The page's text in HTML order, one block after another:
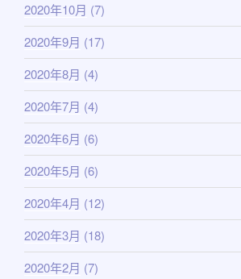
2020年10月 (7)
2020年9月 (17)
2020年8月 (4)
2020年7月 (4)
2020年6月 (6)
2020年5月 (6)
2020年4月 (12)
2020年3月 (18)
2020年2月 (7)